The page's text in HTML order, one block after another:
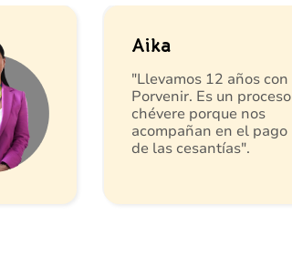
Aika
"Llevamos 12 años con
Porvenir. Es un proceso
chévere porque nos
acompañan en el pago
de las cesantías".